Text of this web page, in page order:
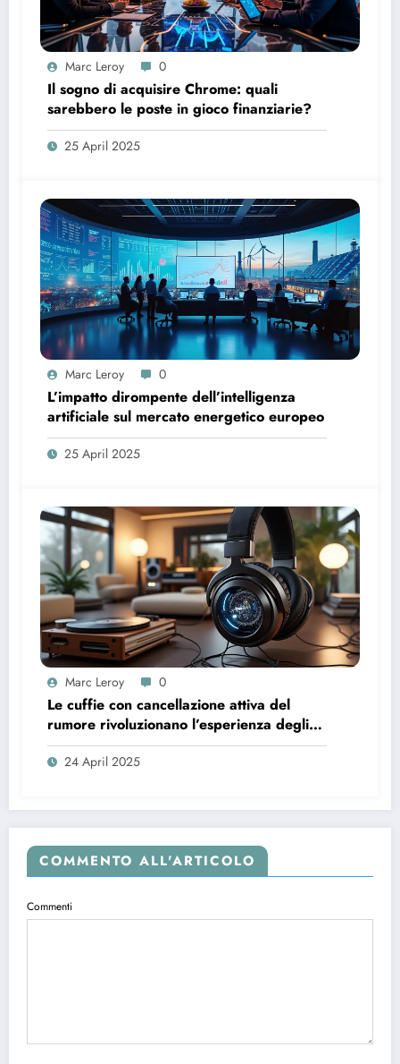
Marc Leroy 0
Il sogno di acquisire Chrome: quali
sarebbero le poste in gioco finanziarie?
25 April 2025
Marc Leroy 0
L’impatto dirompente dell’intelligenza
artificiale sul mercato energetico europeo
25 April 2025
Marc Leroy 0
Le cuffie con cancellazione attiva del
rumore rivoluzionano l’esperienza degli
audiofili più esigenti.
24 April 2025
COMMENTO ALL'ARTICOLO
Commenti